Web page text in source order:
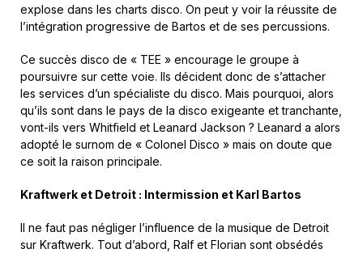
explose dans les charts disco. On peut y voir la réussite de
l’intégration progressive de Bartos et de ses percussions.
Ce succès disco de « TEE » encourage le groupe à
poursuivre sur cette voie. Ils décident donc de s’attacher
les services d’un spécialiste du disco. Mais pourquoi, alors
qu’ils sont dans le pays de la disco exigeante et tranchante,
vont-ils vers Whitfield et Leanard Jackson ? Leanard a alors
adopté le surnom de « Colonel Disco » mais on doute que
ce soit la raison principale.
Kraftwerk et Detroit : Intermission et Karl Bartos
Il ne faut pas négliger l’influence de la musique de Detroit
sur Kraftwerk. Tout d’abord, Ralf et Florian sont obsédés